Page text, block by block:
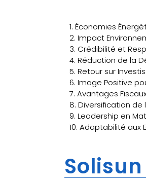
1. Économies
2. Impact
3. Crédibilité et
4. Réduction de la
5. Retour sur
6. Image Positive
7. Avantages
8. Diversification de
9. Leadership en
10. Adaptabilité aux